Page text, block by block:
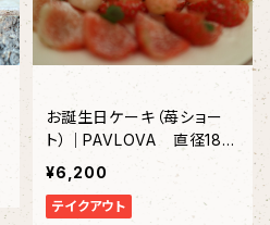
お誕生日ケーキ（苺ショー
ト）｜PAVLOVA 直径18c
m 〈約6～8名様〉
¥6,200
テイクアウト